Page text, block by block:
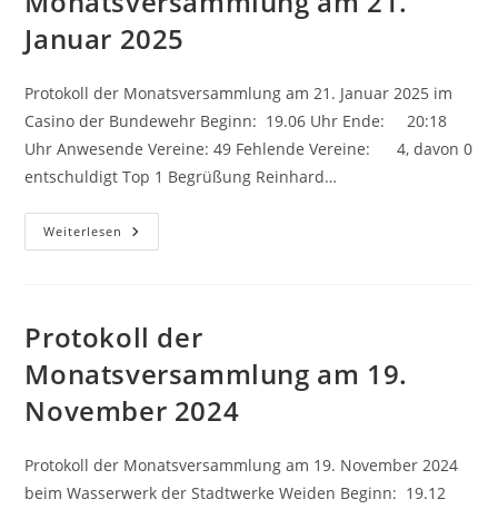
Januar 2025
Protokoll der Monatsversammlung am 21. Januar 2025 im
Casino der Bundewehr Beginn: 19.06 Uhr Ende: 20:18
Uhr Anwesende Vereine: 49 Fehlende Vereine: 4, davon 0
entschuldigt Top 1 Begrüßung Reinhard…
Weiterlesen Protokoll
Der
2025
Protokoll der
Monatsversammlung am 19.
November 2024
Protokoll der Monatsversammlung am 19. November 2024
beim Wasserwerk der Stadtwerke Weiden Beginn: 19.12